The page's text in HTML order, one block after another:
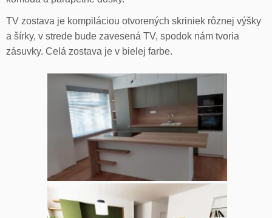
TV zostava je kompiláciou otvorených skriniek rôznej výšky
a šírky, v strede bude zavesená TV, spodok nám tvoria
zásuvky. Celá zostava je v bielej farbe.